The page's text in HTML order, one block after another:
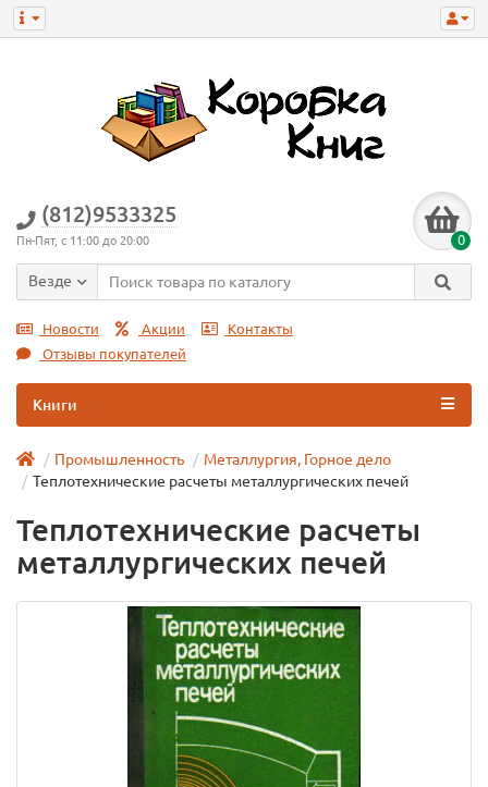
(812)9533325
Пн-Пят, с 11:00 до 20:00 0
Везде
Новости Акции
Контакты
Отзывы покупателей
Книги
Промышленность
Металлургия, Горное дело
Теплотехнические расчеты металлургических печей
Теплотехнические расчеты
металлургических печей